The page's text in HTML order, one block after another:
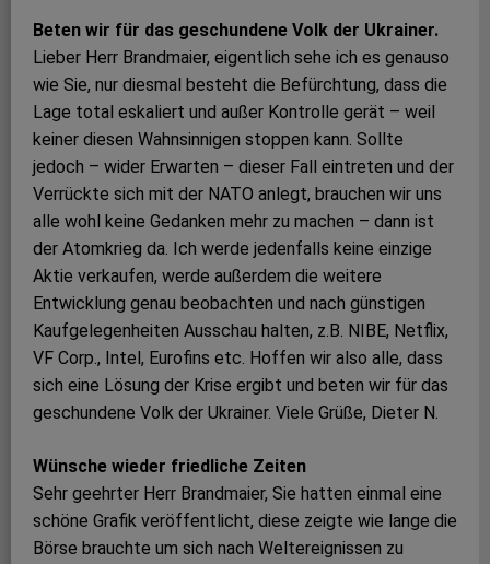
Beten wir für das geschundene Volk der Ukrainer.
Lieber Herr Brandmaier, eigentlich sehe ich es genauso
wie Sie, nur diesmal besteht die Befürchtung, dass die
Lage total eskaliert und außer Kontrolle gerät – weil
keiner diesen Wahnsinnigen stoppen kann. Sollte
jedoch – wider Erwarten – dieser Fall eintreten und der
Verrückte sich mit der NATO anlegt, brauchen wir uns
alle wohl keine Gedanken mehr zu machen – dann ist
der Atomkrieg da. Ich werde jedenfalls keine einzige
Aktie verkaufen, werde außerdem die weitere
Entwicklung genau beobachten und nach günstigen
Kaufgelegenheiten Ausschau halten, z.B. NIBE, Netflix,
VF Corp., Intel, Eurofins etc. Hoffen wir also alle, dass
sich eine Lösung der Krise ergibt und beten wir für das
geschundene Volk der Ukrainer. Viele Grüße, Dieter N.
Wünsche wieder friedliche Zeiten
Sehr geehrter Herr Brandmaier, Sie hatten einmal eine
schöne Grafik veröffentlicht, diese zeigte wie lange die
Börse brauchte um sich nach Weltereignissen zu